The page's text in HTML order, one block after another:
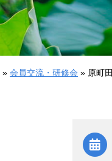
会員交
» 会員交流・研修会 » 原町